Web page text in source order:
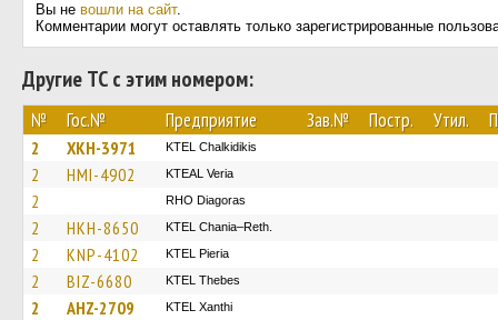
Вы не вошли на сайт.
Комментарии могут оставлять только зарегистрированные
Другие ТС с этим номером:
№ Гос.№ Предприятие Зав.№ Постр. Утил.
2 XKH-3971 ΚΤΕL Chalkidikis
2 HMI-4902 KTEAL Veria
2 RHO Diagoras
2 HKH-8650 KTEL Chania–Reth.
2 KNP-4102 KTEL Pieria
2 BIZ-6680 KTEL Thebes
2 AHZ-2709 KTEL Xanthi